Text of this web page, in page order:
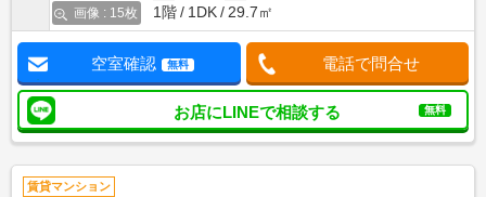
画像 : 15枚
1階
1DK 29.7㎡
空室確認 無料 電話で問合せ
お店にLINEで相談する 無料
賃貸マンション